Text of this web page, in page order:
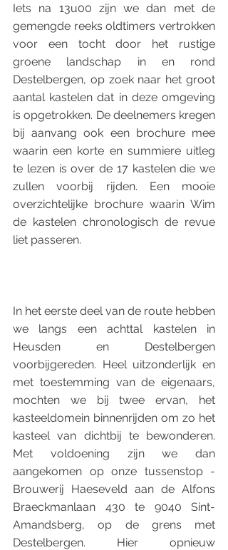
Iets na 13u00 zijn we dan met de
gemengde reeks oldtimers vertrokken
voor een tocht door het rustige
groene landschap in en rond
Destelbergen, op zoek naar het groot
aantal kastelen dat in deze omgeving
is opgetrokken. De deelnemers kregen
bij aanvang ook een brochure mee
waarin een korte en summiere uitleg
te lezen is over de 17 kastelen die we
zullen voorbij rijden. Een mooie
overzichtelijke brochure waarin Wim
de kastelen chronologisch de revue
liet passeren.
In het eerste deel van de route hebben
we langs een achttal kastelen in
Heusden en Destelbergen
voorbijgereden. Heel uitzonderlijk en
met toestemming van de eigenaars,
mochten we bij twee ervan, het
kasteeldomein binnenrijden om zo het
kasteel van dichtbij te bewonderen.
Met voldoening zijn we dan
aangekomen op onze tussenstop -
Brouwerij Haeseveld aan de Alfons
Braeckmanlaan 430 te 9040 Sint-
Amandsberg, op de grens met
Destelbergen. Hier opnieuw